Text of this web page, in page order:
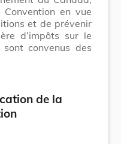
en vue
et de prévenir
d’impôts sur le
convenus des
de la